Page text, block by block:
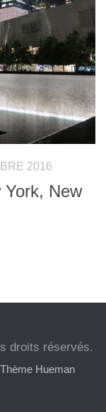
2016
York, New
droits réservés.
Thème Hueman